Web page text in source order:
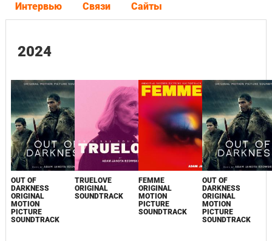
Интервью Связи Сайты
2024
OUT OF
DARKNESS
ORIGINAL
MOTION
PICTURE
SOUNDTRACK
TRUELOVE
ORIGINAL
SOUNDTRACK
FEMME
ORIGINAL
MOTION
PICTURE
SOUNDTRACK
OUT OF
DARKNESS
ORIGINAL
MOTION
PICTURE
SOUNDTRACK